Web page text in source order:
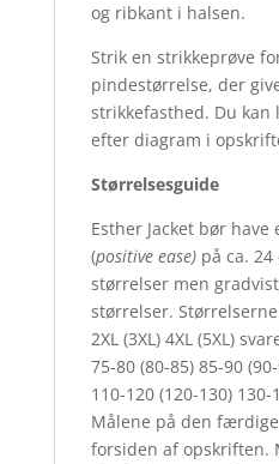
og ribkant i halsen.
Strik en strikkeprøve
pindestørrelse, der
strikkefasthed. Du kan
efter diagram i
Størrelsesguide
Esther Jacket bør
(positive ease) på ca.
størrelser men
størrelser. Størrelserne
2XL (3XL) 4XL (5XL)
75-80 (80-85) 85-90
110-120 (120-130) 130-
Målene på den
forsiden af opskriften.